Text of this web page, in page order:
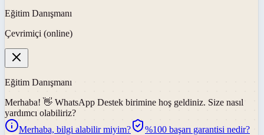
Eğitim Danışmanı
Çevrimiçi (online)
Eğitim Danışmanı
Merhaba! 👋 WhatsApp Destek birimine hoş geldiniz. Size nasıl
yardımcı olabiliriz?
Merhaba, bilgi alabilir miyim?
%100 başarı garantisi nedir?